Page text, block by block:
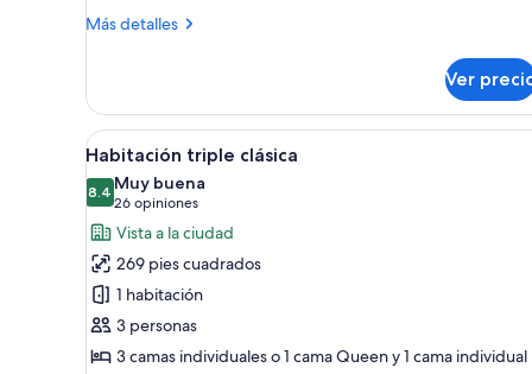
Más detalles
Más
cuádruple
(4
Adults)
Ver
Abrir
todas
las
fotos
de
Habitación
triple
clásica
Habitación de hotel con dos
6
Habitación triple clásica
8.48.4 de 10
Muy buena
26 opiniones
(26
opiniones)
Vista a la ciudad
269 pies cuadrados
1 habitación
3 personas
3 camas individuales o 1 cama Queen y 1 cama individual